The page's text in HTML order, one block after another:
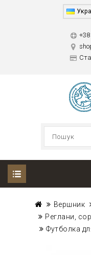
Вершник
Реглани,
Футболка